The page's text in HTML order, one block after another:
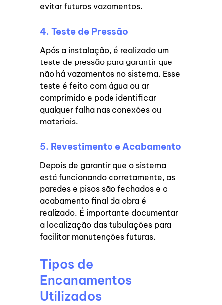
evitar futuros vazamentos.
4.Teste de Pressão
Após a instalação, é realizado um
teste de pressão para garantir que
não há vazamentos no sistema. Esse
teste é feito com água ou ar
comprimido e pode identificar
qualquer falha nas conexões ou
materiais.
5. Revestimento e Acabamento
Depois de garantir que o sistema
está funcionando corretamente, as
paredes e pisos são fechados e o
acabamento final da obra é
realizado. É importante documentar
a localização das tubulações para
facilitar manutenções futuras.
Tipos de
Encanamentos
Utilizados